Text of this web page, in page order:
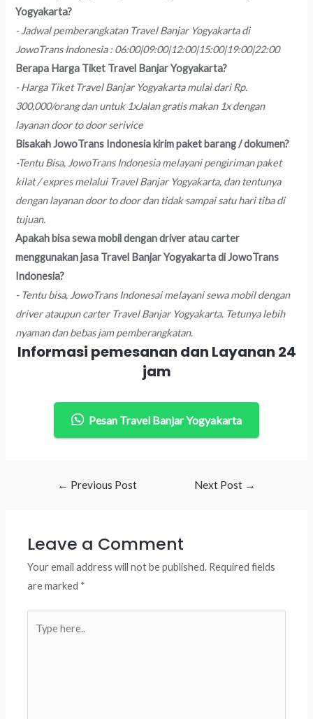
Yogyakarta?
- Jadwal pemberangkatan Travel Banjar Yogyakarta di
JowoTrans Indonesia : 06:00|09:00|12:00|15:00|19:00|22:00
Berapa Harga Tiket Travel Banjar Yogyakarta?
- Harga Tiket Travel Banjar Yogyakarta mulai dari Rp.
300,000/orang dan untuk 1xJalan gratis makan 1x dengan
layanan door to door serivice
Bisakah JowoTrans Indonesia kirim paket barang / dokumen?
-Tentu Bisa, JowoTrans Indonesia melayani pengiriman paket
kilat / expres melalui Travel Banjar Yogyakarta, dan tentunya
dengan layanan door to door dan tidak sampai satu hari tiba di
tujuan.
Apakah bisa sewa mobil dengan driver atau carter
menggunakan jasa Travel Banjar Yogyakarta di JowoTrans
Indonesia?
- Tentu bisa, JowoTrans Indonesai melayani sewa mobil dengan
driver ataupun carter Travel Banjar Yogyakarta. Tetunya lebih
nyaman dan bebas jam pemberangkatan.
Informasi pemesanan dan Layanan 24
jam
Pesan Travel Banjar Yogyakarta
Post← Previous Post Next Post →
Leave a Comment
Your email address will not be published. Required fields
are marked *
here..